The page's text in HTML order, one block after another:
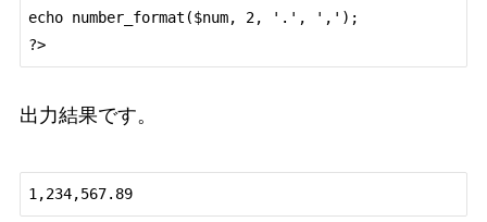
echo number_format($num, 2, '.', ',');
?>
出力結果です。
1,234,567.89